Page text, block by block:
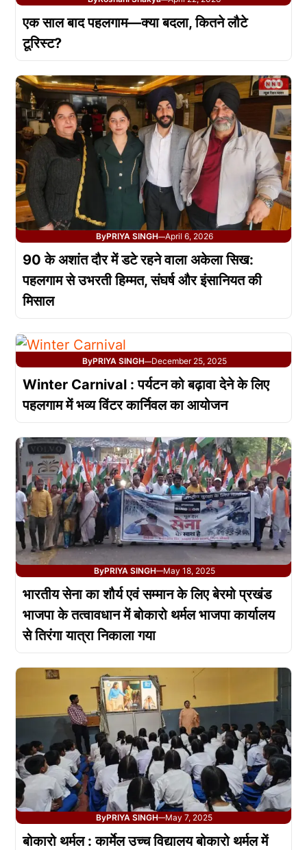
एक साल बाद पहलगाम—क्या बदला, कितने लौटे
टूरिस्ट?
ByPRIYA SINGH—April 6, 2026
90 के अशांत दौर में डटे रहने वाला अकेला सिख:
पहलगाम से उभरती हिम्मत, संघर्ष और इंसानियत की
मिसाल
ByPRIYA SINGH—December 25, 2025
Winter Carnival : पर्यटन को बढ़ावा देने के लिए
पहलगाम में भव्य विंटर कार्निवल का आयोजन
ByPRIYA SINGH—May 18, 2025
भारतीय सेना का शौर्य एवं सम्मान के लिए बेरमो प्रखंड
भाजपा के तत्वावधान में बोकारो थर्मल भाजपा कार्यालय
से तिरंगा यात्रा निकाला गया
ByPRIYA SINGH—May 7, 2025
बोकारो थर्मल : कार्मेल उच्च विद्यालय बोकारो थर्मल में